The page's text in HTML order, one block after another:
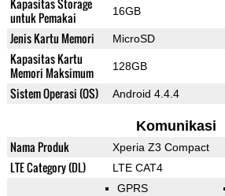
Kapasitas Storage
untuk Pemakai
16GB
Jenis Kartu Memori MicroSD
Kapasitas Kartu
Memori Maksimum
128GB
Sistem Operasi (OS) Android 4.4.4
Komunikasi
Nama Produk Xperia Z3 Compact
LTE Category (DL) LTE CAT4
GPRS